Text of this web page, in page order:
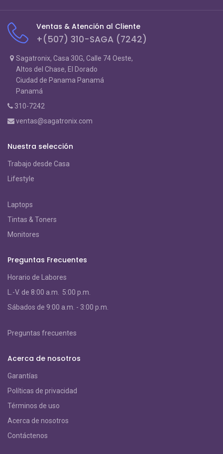
Ventas & Atención al Cliente
+(507) 310-SAGA (7242)
Sagatronix, Casa 30G, Calle 74 Oeste,
Altos del Chase, El Dorado
Ciudad de Panama Panamá
Panamá
310-7242
ventas@sagatronix.com
Nuestra selección
Trabajo desde Casa
Lifestyle
Laptops
Tintas & Toners
Monitores
Preguntas Frecuentes
Horario de Labores
L.-V. de 8:00 a.m. 5:00 p.m.
Sábados de 9:00 a.m. - 3:00 p.m.
Preguntas frecuentes
Acerca de nosotros
Garantías
Políticas de privacidad
Términos de uso
Acerca de nosotros
Contáctenos